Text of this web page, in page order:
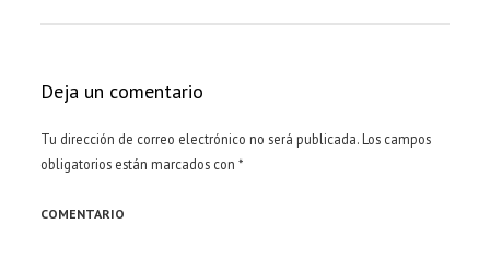
Deja un comentario
Tu dirección de correo electrónico no será publicada. Los campos
obligatorios están marcados con*
COMENTARIO